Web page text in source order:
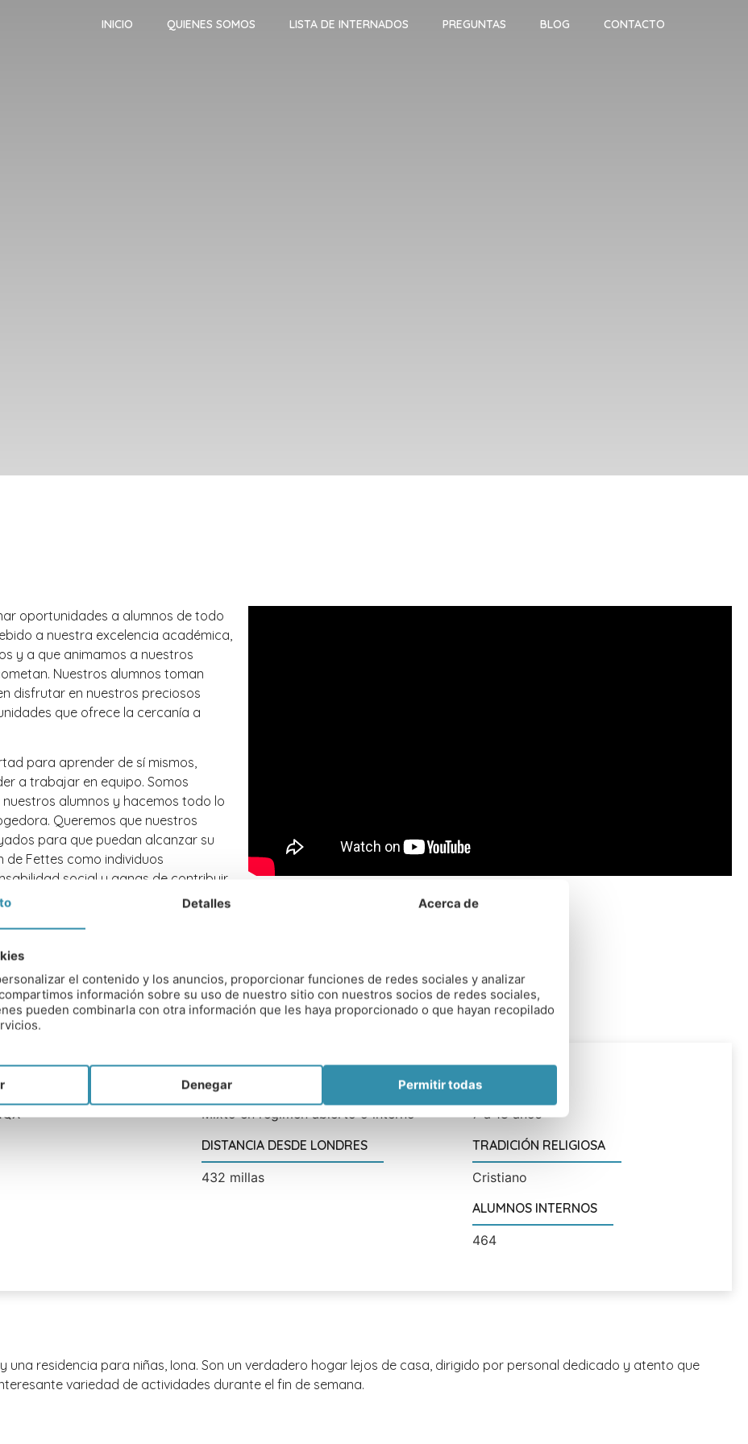
INICIO QUIENES SOMOS LISTA DE INTERNADOS PREGUNTAS BLOG CONTACTO
oportunidades a alumnos de todo
a nuestra excelencia académica,
y a que animamos a nuestros
Nuestros alumnos toman
disfrutar en nuestros preciosos
que ofrece la cercanía a
para aprender de sí mismos,
a trabajar en equipo. Somos
alumnos y hacemos todo lo
Queremos que nuestros
para que puedan alcanzar su
de Fettes como individuos
social y ganas de contribuir
los mejores cimientos posibles
TIPO DE COLEGIO
Mixto en régimen abierto o interno
RANGO EDAD
7 a 18 años
DISTANCIA DESDE LONDRES
432 millas
TRADICIÓN RELIGIOSA
Cristiano
ALUMNOS INTERNOS
464
una residencia para niñas, Iona. Son un verdadero hogar lejos de casa, dirigido por personal dedicado y atento que
variedad de actividades durante el fin de semana.
Detalles Acerca de
el contenido y los anuncios, proporcionar funciones de redes sociales y analizar
información sobre su uso de nuestro sitio con nuestros socios de redes sociales,
pueden combinarla con otra información que les haya proporcionado o que hayan recopilado
Denegar Permitir todas